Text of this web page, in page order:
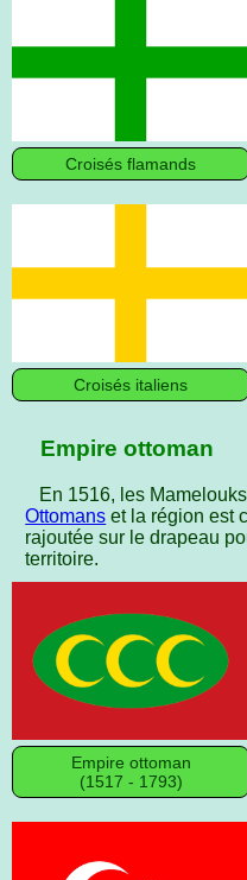
Croisés flamands
Croisés italiens
Empire ottoman
En 1516, les
Ottomans et la région est
rajoutée sur le drapeau
territoire.
Empire ottoman
(1517 - 1793)